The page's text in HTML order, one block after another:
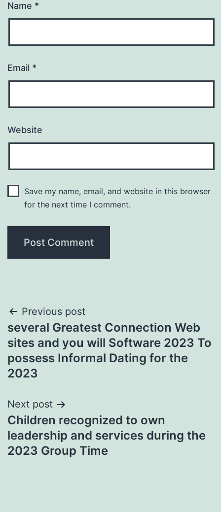
Name *
Email *
Website
Save my name, email, and website in this browser
for the next time I comment.
Post
navigation
Previous post
several Greatest Connection Web
sites and you will Software 2023 To
possess Informal Dating for the
2023
Next post
Children recognized to own
leadership and services during the
2023 Group Time